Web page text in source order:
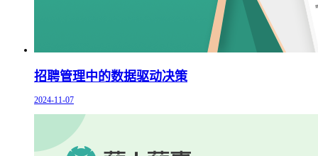
招聘管理中的数据驱动决策
2024-11-07